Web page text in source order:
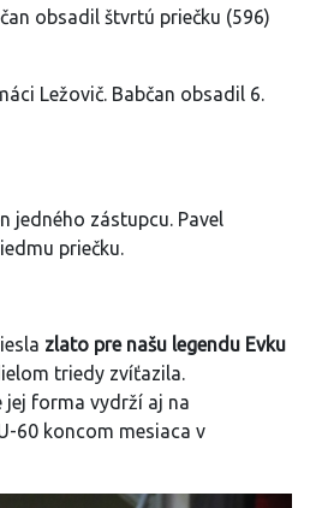
obsadil štvrtú priečku (596)
Ležovič. Babčan obsadil 6.
jedného zástupcu. Pavel
priečku.
zlato pre našu legendu Evku
triedy zvíťazila.
jej forma vydrží aj na
60 koncom mesiaca v